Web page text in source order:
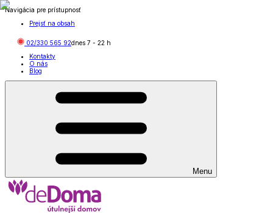
Navigácia pre prístupnosť
Prejsť na obsah
02/330 565 92dnes 7 - 22 h
Kontakty
O nás
Blog
Menu